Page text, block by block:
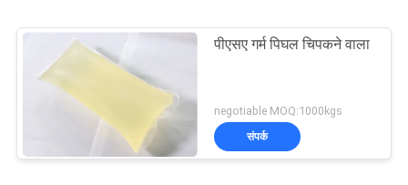
पीएसए गर्म पिघल चिपकने वाला
negotiable MOQ:1000kgs
संपर्क